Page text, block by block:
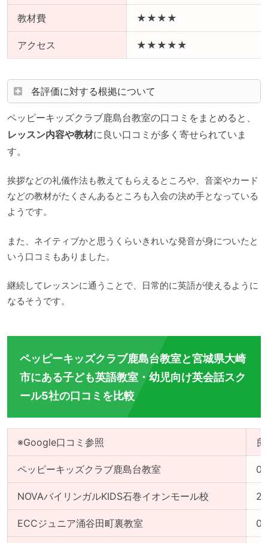
教材費 ★★★★
アクセス ★★★★★
各評価に対する根拠について
ペッピーキッズクラブ鹿島台教室の口コミをまとめると、
レッスン内容や教材に良い口コミが多く寄せられていま
す。
挨拶などの礼儀作法も教えてもらえるところや、音楽やカード
などの教材がたくさんあるところも入会の決め手となっている
ようです。
また、ネイティブかと思うくらいきれいな発音が身についたと
いう口コミもありました。
継続してレッスンに通うことで、日常的に英語が使えるように
なるそうです。
ペッピーキッズクラブ鹿島台教室と宮城県大崎
市にある子ども英語教室・幼児向け英会話スク
ール5社の口コミを比較
※Google口コミ参照
ペッピーキッズクラブ鹿島台教室 0
NOVAバイリンガルKIDS石巻イオンモール校 2
ECCジュニア涌谷田町裏教室 0